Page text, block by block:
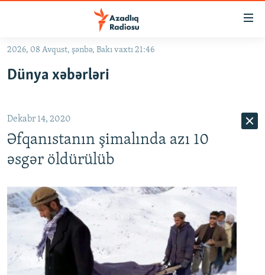
Əsas
qayıt
qayıt
Axtarışa
#İZAHLA
FƏRQƏ BAX
QANUNI DOĞRU
ARAŞDIRMA
MULTIMEDIA
VIDEO
FOTOQALEREYA
RADIO ARXIV
OXU ZALI
HAQQIMIZDA
2026, 08 Avqust, şənbə, Bakı vaxtı 21:46
Dünya xəbərləri
Dekabr 14, 2020
Əfqanıstanın şimalında azı 10
əsgər öldürülüb